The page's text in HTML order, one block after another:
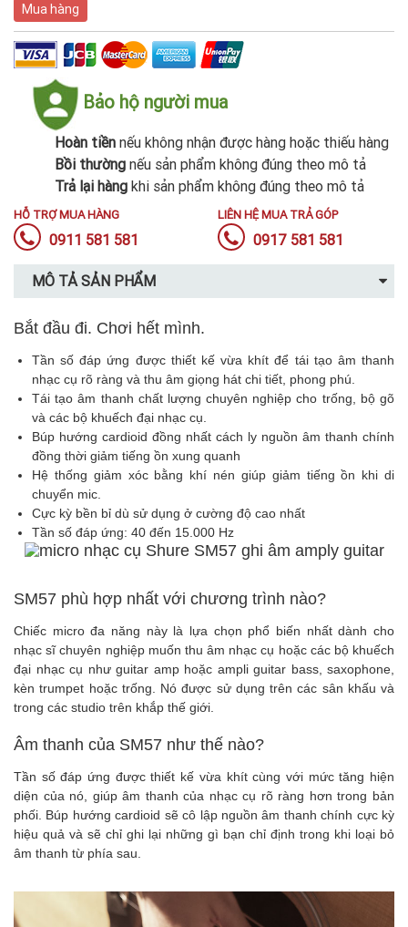
Mua hàng
Bảo hộ người mua
Hoàn tiền nếu không nhận được hàng hoặc thiếu hàng
Bồi thường nếu sản phẩm không đúng theo mô tả
Trả lại hàng khi sản phẩm không đúng theo mô tả
HỖ TRỢ MUA HÀNG
0911 581 581
LIÊN HỆ MUA TRẢ GÓP
0917 581 581
MÔ TẢ SẢN PHẨM
Bắt đầu đi. Chơi hết mình.
Tần số đáp ứng được thiết kế vừa khít để tái tạo âm thanh
nhạc cụ rõ ràng và thu âm giọng hát chi tiết, phong phú.
Tái tạo âm thanh chất lượng chuyên nghiệp cho trống, bộ gõ
và các bộ khuếch đại nhạc cụ.
Búp hướng cardioid đồng nhất cách ly nguồn âm thanh chính
đồng thời giảm tiếng ồn xung quanh
Hệ thống giảm xóc bằng khí nén giúp giảm tiếng ồn khi di
chuyển mic.
Cực kỳ bền bỉ dù sử dụng ở cường độ cao nhất
Tần số đáp ứng: 40 đến 15.000 Hz
SM57 phù hợp nhất với chương trình nào?
Chiếc micro đa năng này là lựa chọn phổ biến nhất dành cho
nhạc sĩ chuyên nghiệp muốn thu âm nhạc cụ hoặc các bộ khuếch
đại nhạc cụ như guitar amp hoặc ampli guitar bass, saxophone,
kèn trumpet hoặc trống. Nó được sử dụng trên các sân khấu và
trong các studio trên khắp thế giới.
Âm thanh của SM57 như thế nào?
Tần số đáp ứng được thiết kế vừa khít cùng với mức tăng hiện
diện của nó, giúp âm thanh của nhạc cụ rõ ràng hơn trong bản
phối. Búp hướng cardioid sẽ cô lập nguồn âm thanh chính cực kỳ
hiệu quả và sẽ chỉ ghi lại những gì bạn chỉ định trong khi loại bỏ
âm thanh từ phía sau.